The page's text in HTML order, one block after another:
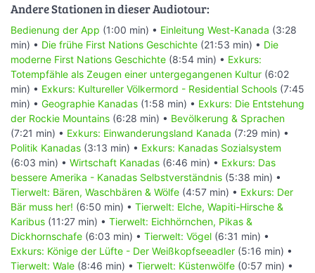
Andere Stationen in dieser Audiotour:
Bedienung der App (1:00 min) • Einleitung West-Kanada (3:28
min) • Die frühe First Nations Geschichte (21:53 min) • Die
moderne First Nations Geschichte (8:54 min) • Exkurs:
Totempfähle als Zeugen einer untergegangenen Kultur (6:02
min) • Exkurs: Kultureller Völkermord - Residential Schools (7:45
min) • Geographie Kanadas (1:58 min) • Exkurs: Die Entstehung
der Rockie Mountains (6:28 min) • Bevölkerung & Sprachen
(7:21 min) • Exkurs: Einwanderungsland Kanada (7:29 min) •
Politik Kanadas (3:13 min) • Exkurs: Kanadas Sozialsystem
(6:03 min) • Wirtschaft Kanadas (6:46 min) • Exkurs: Das
bessere Amerika - Kanadas Selbstverständnis (5:38 min) •
Tierwelt: Bären, Waschbären & Wölfe (4:57 min) • Exkurs: Der
Bär muss her! (6:50 min) • Tierwelt: Elche, Wapiti-Hirsche &
Karibus (11:27 min) • Tierwelt: Eichhörnchen, Pikas &
Dickhornschafe (6:03 min) • Tierwelt: Vögel (6:31 min) •
Exkurs: Könige der Lüfte - Der Weißkopfseeadler (5:16 min) •
Tierwelt: Wale (8:46 min) • Tierwelt: Küstenwölfe (0:57 min) •